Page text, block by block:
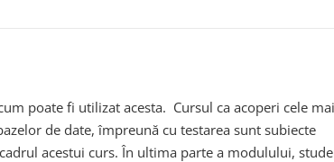
poate fi utilizat acesta. Cursul ca acoperi cele mai
de date, împreună cu testarea sunt subiecte
acestui curs. În ultima parte a modulului,